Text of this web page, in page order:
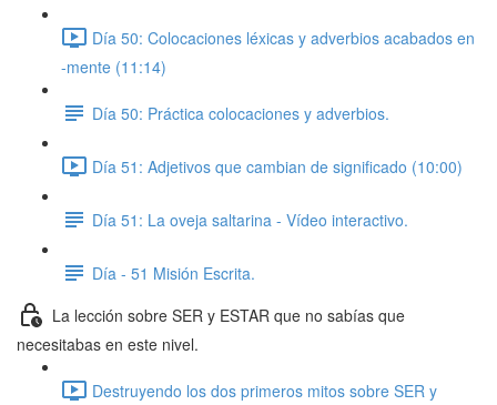
Día 50: Colocaciones léxicas y adverbios acabados en
-mente (11:14)
Día 50: Práctica colocaciones y adverbios.
Día 51: Adjetivos que cambian de significado (10:00)
Día 51: La oveja saltarina - Vídeo interactivo.
Día - 51 Misión Escrita.
La lección sobre SER y ESTAR que no sabías que
necesitabas en este nivel.
Destruyendo los dos primeros mitos sobre SER y